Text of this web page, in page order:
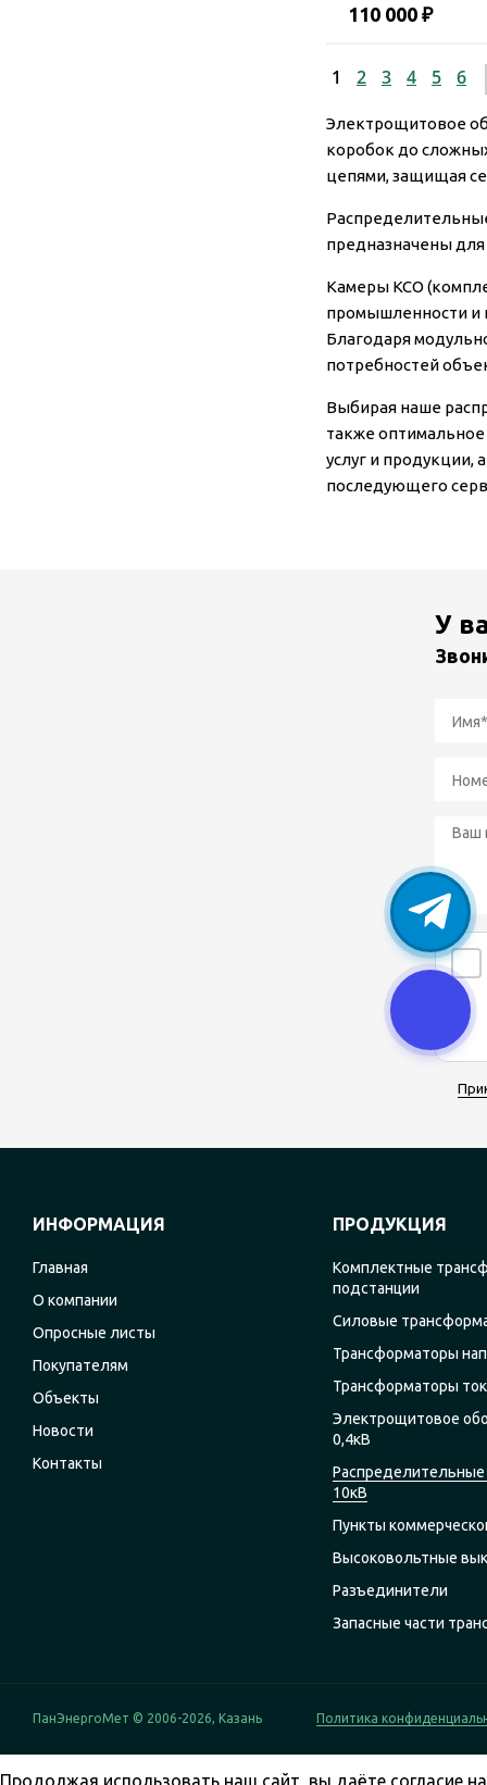
110 000 ₽
1 2 3 4 5 6
Электрощитовое
коробок до
цепями, защищая
предназначены для
Камеры КСО
промышленности и
Благодаря
потребностей
Выбирая наше
также
услуг и продукции,
последующего
У
ИНФОРМАЦИЯ
Главная
О компании
Опросные листы
Покупателям
Объекты
Новости
Контакты
ПРОДУКЦИЯ
Комплектные
подстанции
Силовые
Трансформаторы
Трансформаторы
Электрощитовое
0,4кВ
Распределительные
10кВ
Пункты
Высоковольтные
Разъединители
Запасные части
ПанЭнергоМет © 2006-2026, Казань Политика
Продолжая использовать наш сайт, вы даёте согласие на